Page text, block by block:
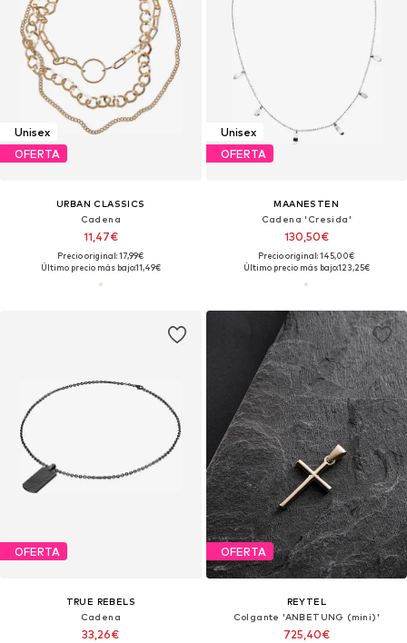
Unisex
OFERTA
URBAN CLASSICS
Cadena
11,47€
Precio original: 17,99€
Último precio más bajo:11,49€
Unisex
OFERTA
MAANESTEN
Cadena 'Cresida'
130,50€
Precio original: 145,00€
Último precio más bajo:123,25€
OFERTA
TRUE REBELS
Cadena
33,26€
OFERTA
REYTEL
Colgante 'ANBETUNG (mini)'
725,40€